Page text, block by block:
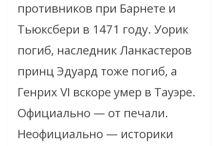
противников при Барнете и
Тьюксбери в 1471 году. Уорик
погиб, наследник Ланкастеров
принц Эдуард тоже погиб, а
Генрих VI вскоре умер в Тауэре.
Официально — от печали.
Неофициально — историки